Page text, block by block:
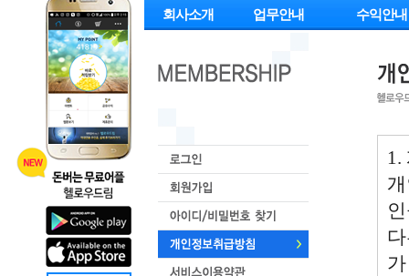
회사소개 업무안내 수익안내